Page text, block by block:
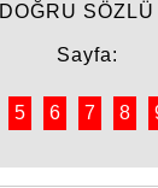
DOĞRU
Sayfa:
5 6 7 8